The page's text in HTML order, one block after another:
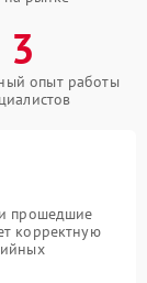
3
опыт работы
прошедшие
корректную